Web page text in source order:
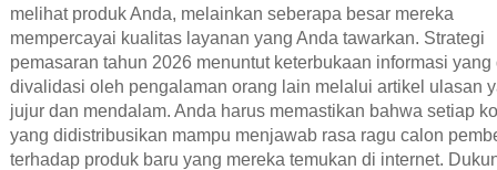
melihat produk Anda, melainkan seberapa besar mereka
mempercayai kualitas layanan yang Anda tawarkan. Strategi
pemasaran tahun 2026 menuntut keterbukaan informasi yang
divalidasi oleh pengalaman orang lain melalui artikel ulasan
jujur dan mendalam. Anda harus memastikan bahwa setiap
yang didistribusikan mampu menjawab rasa ragu calon
terhadap produk baru yang mereka temukan di internet.